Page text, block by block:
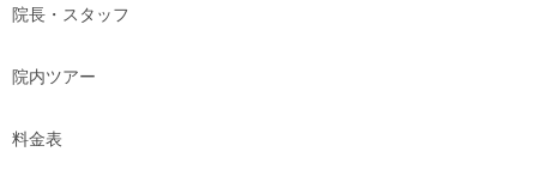
院長・スタッフ
院内ツアー
料金表